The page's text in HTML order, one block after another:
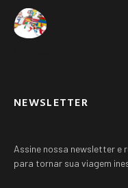
NEWSLETTER
Assine nossa newsletter e
para tornar sua viagem